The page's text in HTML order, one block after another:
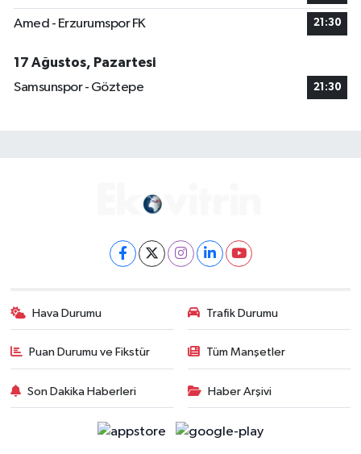
Amed - Erzurumspor FK 21:30
17 Ağustos, Pazartesi
Samsunspor - Göztepe
21:30
Hava Durumu Trafik Durumu
Puan Durumu ve Fikstür Tüm Manşetler
Son Dakika Haberleri Haber Arşivi